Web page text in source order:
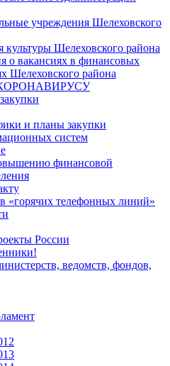
учреждения Шелеховского
культуры Шелеховского района
о вакансиях в финансовых
Шелеховского района
КОРОНАВИРУСУ
и планы закупки
систем
финансовой
«горячих телефонных линий»
России
ведомств, фондов,